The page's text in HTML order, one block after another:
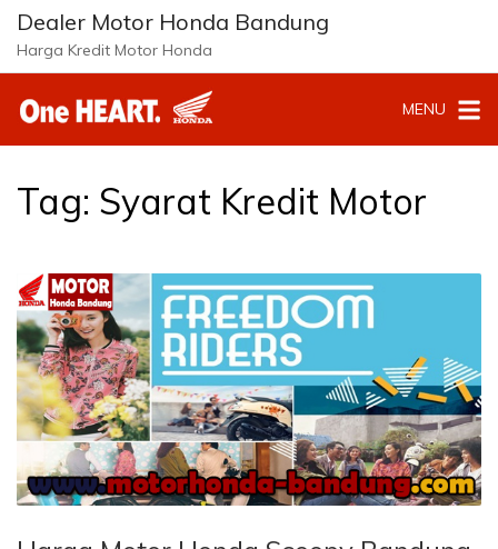
Dealer Motor Honda Bandung
Harga Kredit Motor Honda
MENU
Tag: Syarat Kredit Motor